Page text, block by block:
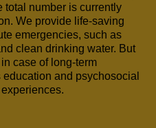
total number is currently
We provide life-saving
emergencies, such as
clean drinking water. But
case of long-term
and psychosocial